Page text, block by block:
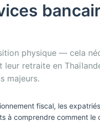
physique — cela
retraite en
majeurs.
fiscal, les
à comprendre comment le